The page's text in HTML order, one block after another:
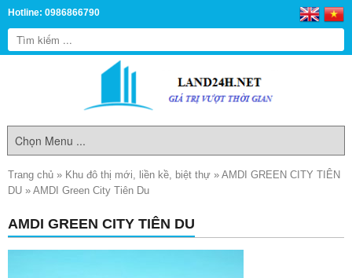
Hotline: 0986866790
Trang chủ » Khu đô thị mới, liền kề, biệt thự » AMDI GREEN CITY TIÊN
DU » AMDI Green City Tiên Du
AMDI GREEN CITY TIÊN DU